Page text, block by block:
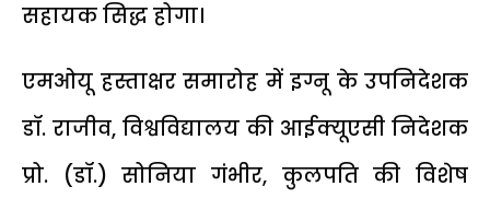
सहायक सिद्ध होगा।
एमओयू हस्ताक्षर समारोह में इग्नू के उपनिदेशक
डॉ. राजीव, विश्वविद्यालय की आईक्यूएसी निदेशक
प्रो. (डॉ.) सोनिया गंभीर, कुलपति की विशेष